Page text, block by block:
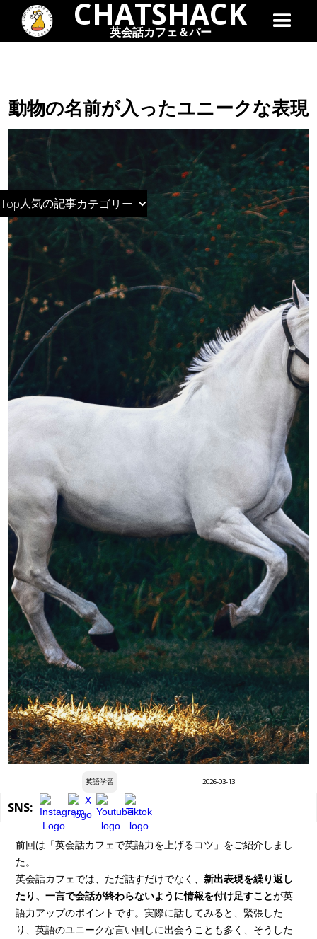
CHATSHACK
英会話カフェ＆バー
Top人気の記事カテゴリー
動物の名前が入ったユニークな表現
英語学習 2026-03-13
SNS:
前回は「英会話カフェで英語力を上げるコツ」をご紹介しまし
た。
英会話カフェでは、ただ話すだけでなく、新出表現を繰り返し
たり、一言で会話が終わらないように情報を付け足すことが英
語力アップのポイントです。実際に話してみると、緊張した
り、英語のユニークな言い回しに出会うことも多く、そうした